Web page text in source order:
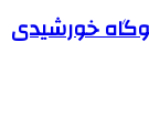
خورشیدی